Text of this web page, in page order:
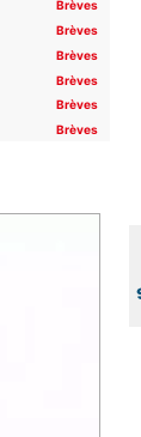
Brèves
Brèves
Brèves
Brèves
Brèves
Brèves